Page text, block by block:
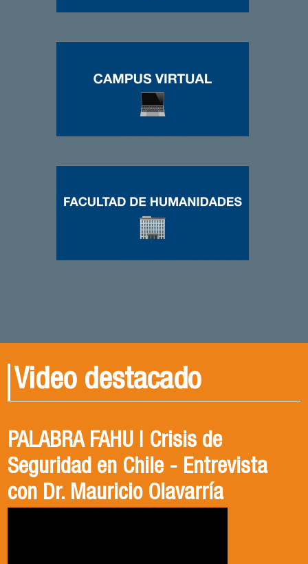
Video destacado
PALABRA FAHU | Crisis de
Seguridad en Chile - Entrevista
con Dr. Mauricio Olavarría
Egresados Internacionales en
Acción: Antonia Abarca
Revive el XIV Congreso Chileno de
Ciencia Política 2023